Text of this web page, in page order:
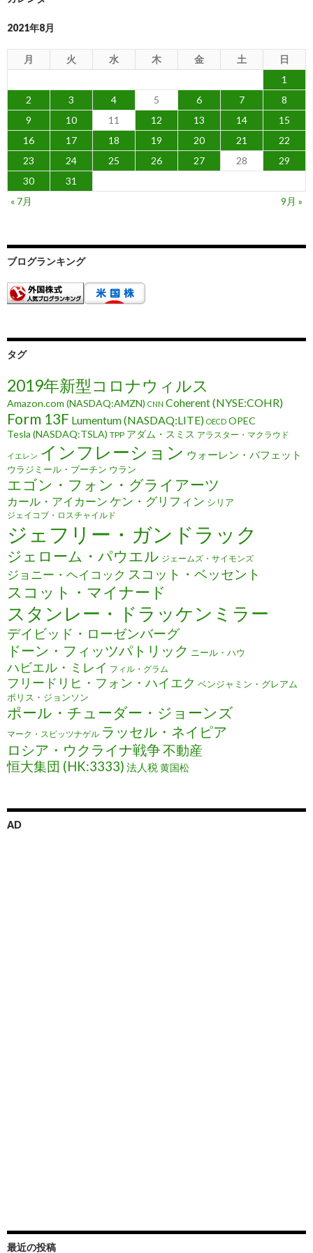
2021年8月
月 火 水 木 金 土
日
1
2
3 4 5 6 7
8
9
10 11 12 13 14
15
16
17 18 19 20 21
22
23
24 25 26 27 28
29
30
31
« 7月
9月 »
ブログランキング
タグ
2019年新型コロナウィルス
Amazon.com (NASDAQ:AMZN) CNN Coherent (NYSE:COHR)
Form 13F Lumentum (NASDAQ:LITE) OECD OPEC
Tesla (NASDAQ:TSLA) TPP アダム・スミス アラスター・マクラウド
イエレン インフレーション ウォーレン・バフェット
ウラジミール・プーチン ウラン
エゴン・フォン・グライアーツ
カール・アイカーン ケン・グリフィン シリア
ジェイコブ・ロスチャイルド
ジェフリー・ガンドラック
ジェローム・パウエル ジェームズ・サイモンズ
ジョニー・ヘイコック スコット・ベッセント
スコット・マイナード
スタンレー・ドラッケンミラー
デイビッド・ローゼンバーグ
ドーン・フィッツパトリック ニール・ハウ
ハビエル・ミレイ フィル・グラム
フリードリヒ・フォン・ハイエク ベンジャミン・グレアム
ボリス・ジョンソン
ポール・チューダー・ジョーンズ
マーク・スピッツナゲル ラッセル・ネイピア
ロシア・ウクライナ戦争不動産
恒大集団 (HK:3333) 法人税黄国松
AD
最近の投稿